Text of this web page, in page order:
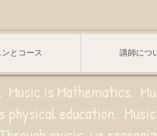
とコース 講師につ
Music is Mathematics.
education.